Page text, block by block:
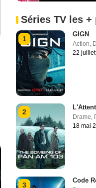
Séries TV les
1
GIGN
Action,
22
2
Drame,
18 mai
3
Code